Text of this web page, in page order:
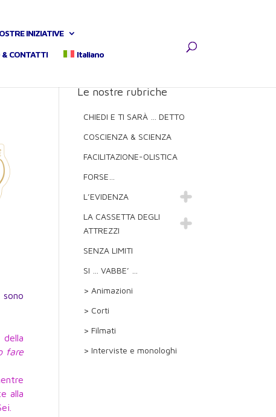
INIZIATIVE
& CONTATTI Italiano
fare
alla
Le nostre rubriche
CHIEDI E TI SARÀ … DETTO
COSCIENZA & SCIENZA
FACILITAZIONE-OLISTICA
FORSE…
L’EVIDENZA
LA CASSETTA DEGLI
ATTREZZI
SENZA LIMITI
SI … VABBE’ …
> Animazioni
> Corti
> Filmati
> Interviste e monologhi